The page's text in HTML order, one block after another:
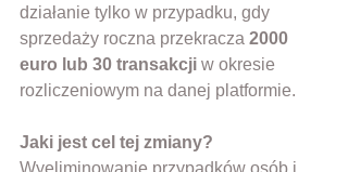
działanie tylko w przypadku, gdy
sprzedaży roczna przekracza 2000
euro lub 30 transakcji w okresie
rozliczeniowym na danej platformie.
Jaki jest cel tej zmiany?
Wyeliminowanie przypadków osób i